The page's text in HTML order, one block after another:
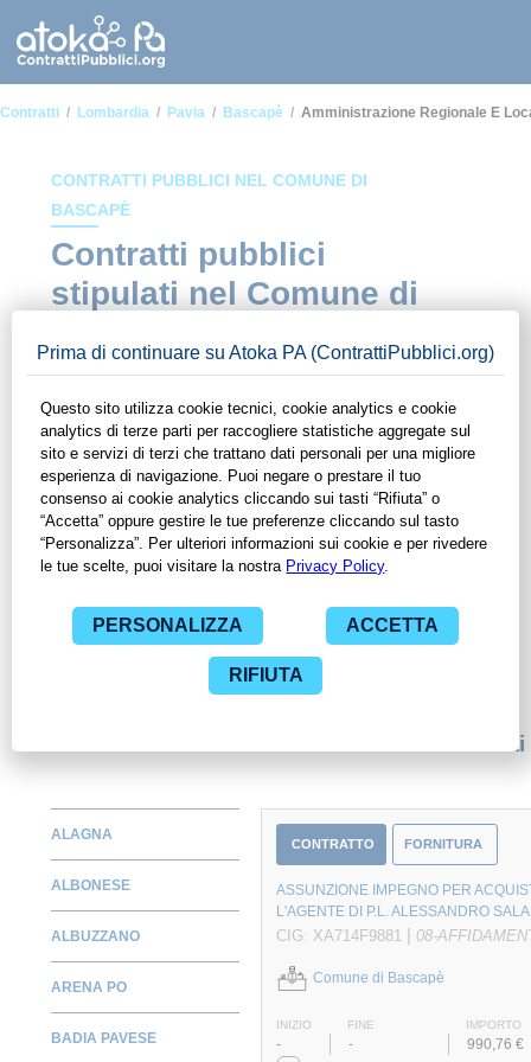
Contratti Lombardia Pavia Bascapè Amministrazione Regionale E
CONTRATTI PUBBLICI NEL COMUNE DI
BASCAPÈ
Contratti pubblici
stipulati nel Comune di
Amministrazione
regionale e locale
In questa sezione del sito di ContrattiPubblici.org potrai avere
ad alcuni dei contratti presenti nella piattaforma stipulati
all'interno del Comune di Bascapè in ambito Amministrazione
regionale e locale. Grazie alle funzionalità di
ContrattiPubblici.org potrai monitorare la scadenza dei
contratti pubblici di tuo interesse e programmare la tua attività
commerciale con le Pubbliche Amministrazioni con largo
giorni di prova gratuiti per avere l'opportunità di conoscere e
consultare tutti i dati inerenti ai contratti stipulati da una
specifica PA, compresi gli affidamenti diretti.
Monitora alcuni
ALAGNA
ALBONESE
ALBUZZANO
ARENA PO
BADIA PAVESE
CONTRATTO FORNITURA
ASSUNZIONE IMPEGNO PER
L'AGENTE DI P.L. ALESSANDRO
CIG: XA714F9881 | 08-
Comune di Bascapè
INIZIO FINE IMPORTO
- -
990,76 €